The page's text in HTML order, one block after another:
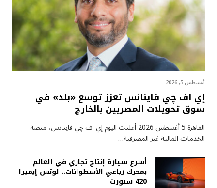
أغسطس 5, 2026
إي اف چي فاينانس تعزز توسع «بلد» في
سوق تحويلات المصريين بالخارج
القاهرة 5 أغسطس 2026 أعلنت اليوم إي اف چي فاينانس، منصة
الخدمات المالية غير المصرفية…
أسرع سيارة إنتاج تجاري في العالم
بمحرك رباعي الأسطوانات.. لوتس إيميرا
420 سبورت